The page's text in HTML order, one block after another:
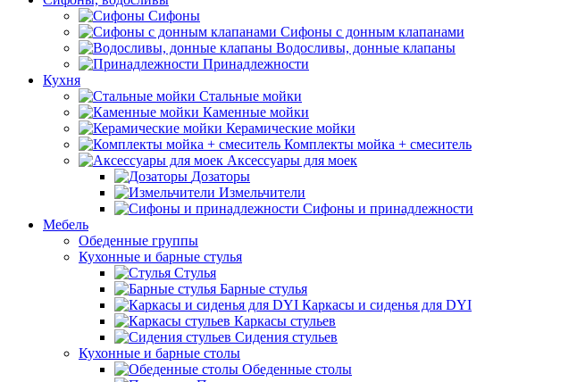
Сифоны
Сифоны с донным клапанами
Водосливы, донные клапаны
Принадлежности
Кухня
Стальные мойки
Каменные мойки
Керамические мойки
Комплекты мойка + смеситель
Аксессуары для моек
Дозаторы
Измельчители
Сифоны и принадлежности
Мебель
Обеденные группы
Кухонные и барные стулья
Стулья
Барные стулья
Каркасы и сиденья для DYI
Каркасы стульев
Сидения стульев
Кухонные и барные столы
Обеденные столы